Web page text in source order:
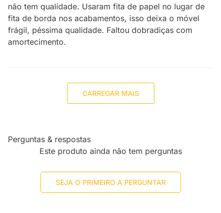
não tem qualidade. Usaram fita de papel no lugar de
fita de borda nos acabamentos, isso deixa o móvel
frágil, péssima qualidade. Faltou dobradiças com
amortecimento.
CARREGAR MAIS
Perguntas & respostas
Este produto ainda não tem perguntas
SEJA O PRIMEIRO A PERGUNTAR